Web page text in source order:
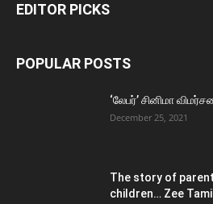
EDITOR PICKS
POPULAR POSTS
‘லேபர்’ சினிமா
December 25, 2021
The story of
children… Zee